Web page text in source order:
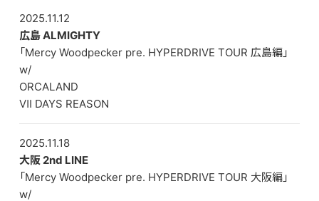
2025.11.12
広島 ALMIGHTY
「Mercy Woodpecker pre. HYPERDRIVE TOUR 広島編」
w/
ORCALAND
Ⅶ DAYS REASON
2025.11.18
大阪 2nd LINE
「Mercy Woodpecker pre. HYPERDRIVE TOUR 大阪編」
w/